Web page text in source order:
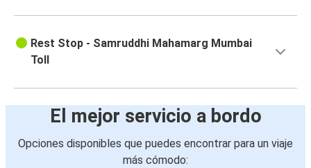
Rest Stop - Samruddhi Mahamarg Mumbai
Toll
El mejor servicio a bordo
Opciones disponibles que puedes encontrar para un viaje
más cómodo: